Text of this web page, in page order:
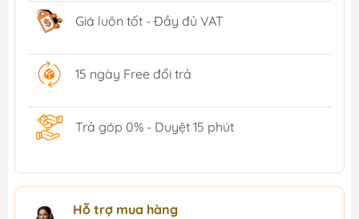
Giá luôn tốt - Đầy đủ VAT
15 ngày Free đổi trả
Trả góp 0% - Duyệt 15 phút
Hỗ trợ mua hàng